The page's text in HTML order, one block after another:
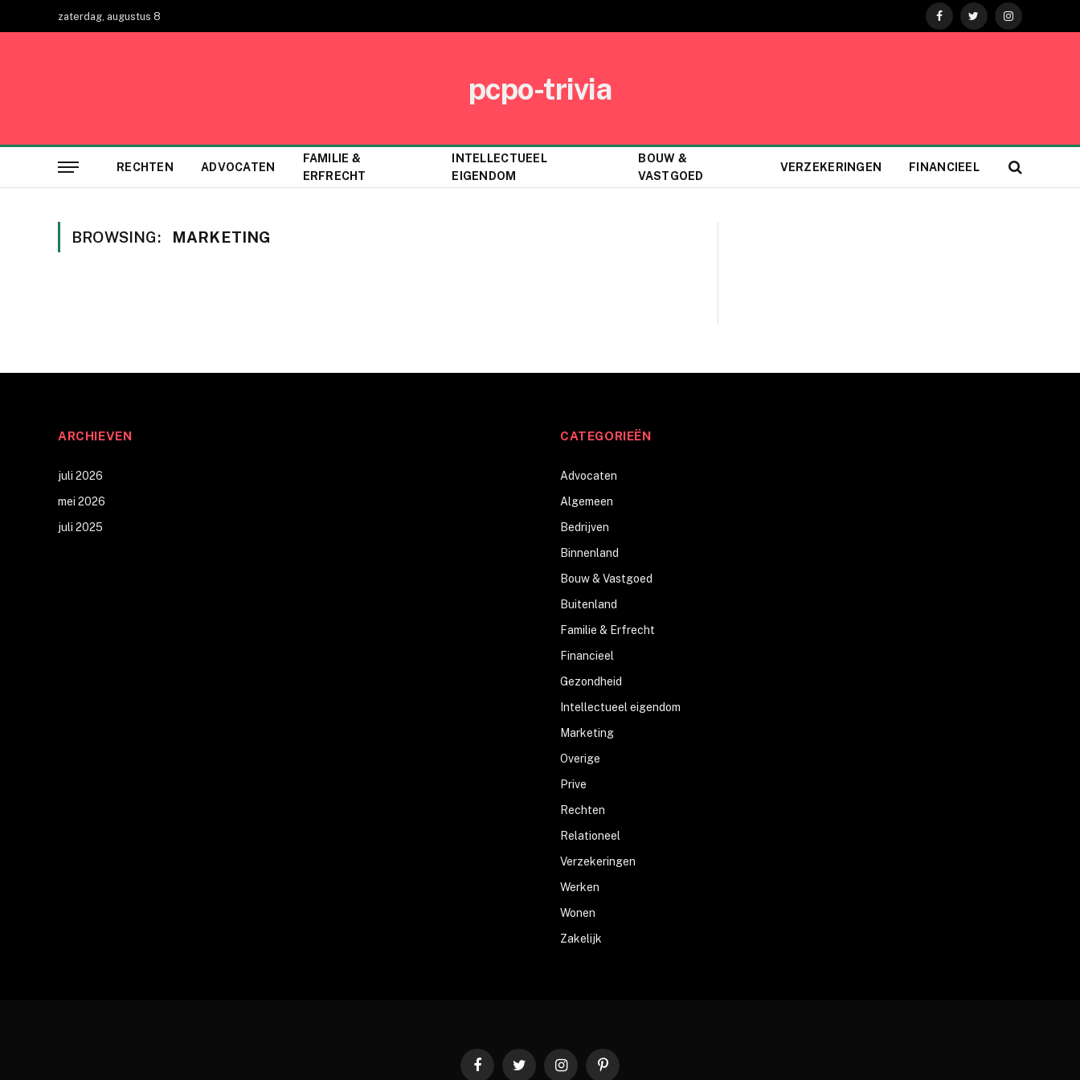
zaterdag, augustus 8
FacebookTwitterInstagram
pcpo-trivia
RECHTEN ADVOCATEN
FAMILIE &
ERFRECHT
INTELLECTUEEL
EIGENDOM
BOUW &
VASTGOED
VERZEKERINGEN FINANCIEEL
BROWSING: MARKETING
ARCHIEVEN
juli 2026
mei 2026
juli 2025
CATEGORIEËN
Advocaten
Algemeen
Bedrijven
Binnenland
Bouw & Vastgoed
Buitenland
Familie & Erfrecht
Financieel
Gezondheid
Intellectueel eigendom
Marketing
Overige
Prive
Rechten
Relationeel
Verzekeringen
Werken
Wonen
Zakelijk
FacebookTwitter InstagramPinterest